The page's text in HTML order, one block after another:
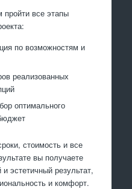
все этапы
по возможностям и
реализованных
оптимального
стоимость и все
вы получаете
эстетичный результат,
и комфорт.